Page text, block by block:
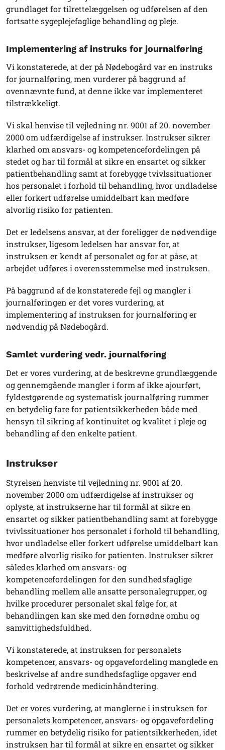
grundlaget for tilrettelæggelsen og udførelsen af den
fortsatte sygeplejefaglige behandling og pleje.
Implementering af instruks for journalføring
Vi konstaterede, at der på Nødebogård var en instruks
for journalføring, men vurderer på baggrund af
ovennævnte fund, at denne ikke var implementeret
tilstrækkeligt.
Vi skal henvise til vejledning nr. 9001 af 20. november
2000 om udfærdigelse af instrukser. Instrukser sikrer
klarhed om ansvars- og kompetencefordelingen på
stedet og har til formål at sikre en ensartet og sikker
patientbehandling samt at forebygge tvivlssituationer
hos personalet i forhold til behandling, hvor undladelse
eller forkert udførelse umiddelbart kan medføre
alvorlig risiko for patienten.
Det er ledelsens ansvar, at der foreligger de nødvendige
instrukser, ligesom ledelsen har ansvar for, at
instruksen er kendt af personalet og for at påse, at
arbejdet udføres i overensstemmelse med instruksen.
På baggrund af de konstaterede fejl og mangler i
journalføringen er det vores vurdering, at
implementering af instruksen for journalføring er
nødvendig på Nødebogård.
Samlet vurdering vedr. journalføring
Det er vores vurdering, at de beskrevne grundlæggende
og gennemgående mangler i form af ikke ajourført,
fyldestgørende og systematisk journalføring rummer
en betydelig fare for patientsikkerheden både med
hensyn til sikring af kontinuitet og kvalitet i pleje og
behandling af den enkelte patient.
Instrukser
Styrelsen henviste til vejledning nr. 9001 af 20.
november 2000 om udfærdigelse af instrukser og
oplyste, at instrukserne har til formål at sikre en
ensartet og sikker patientbehandling samt at forebygge
tvivlssituationer hos personalet i forhold til behandling,
hvor undladelse eller forkert udførelse umiddelbart kan
medføre alvorlig risiko for patienten. Instrukser sikrer
således klarhed om ansvars- og
kompetencefordelingen for den sundhedsfaglige
behandling mellem alle ansatte personalegrupper, og
hvilke procedurer personalet skal følge for, at
behandlingen kan ske med den fornødne omhu og
samvittighedsfuldhed.
Vi konstaterede, at instruksen for personalets
kompetencer, ansvars- og opgavefordeling manglede en
beskrivelse af andre sundhedsfaglige opgaver end
forhold vedrørende medicinhåndtering.
Det er vores vurdering, at manglerne i instruksen for
personalets kompetencer, ansvars- og opgavefordeling
rummer en betydelig risiko for patientsikkerheden, idet
instruksen har til formål at sikre en ensartet og sikker